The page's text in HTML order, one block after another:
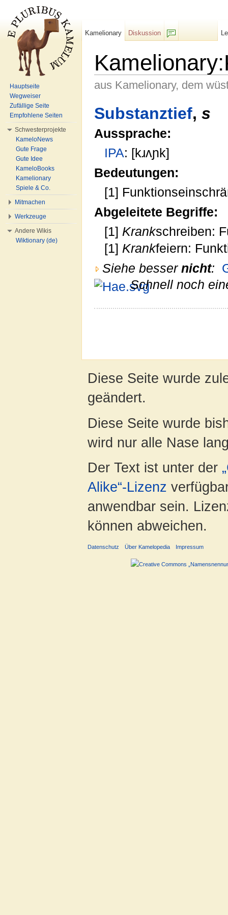
aus Kamelionary, dem
Substanztief, s
Aussprache:
IPA: [kɹʌɲk]
Bedeutungen:
[1]
Abgeleitete Begriffe:
[1] Krankschreiben:
[1] Krankfeiern:
Siehe besser nicht:
Schnell noch
Kamelionary
Diskussion
Hauptseite
Wegweiser
Zufällige Seite
Empfohlene Seiten
Schwesterprojekte
KameloNews
Gute Frage
Gute Idee
KameloBooks
Kamelionary
Spiele & Co.
Mitmachen
Werkzeuge
Andere Wikis
Wiktionary (de)
Diese Seite wurde
geändert.
Diese Seite wurde
wird nur alle Nase
Der Text ist unter der
Alike“-Lizenz
anwendbar sein.
können abweichen.
Datenschutz Über Kamelopedia Impressum